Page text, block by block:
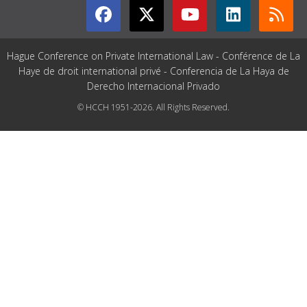
Hague Conference on Private International Law - Conférence de La
Haye de droit international privé - Conferencia de La Haya de
Derecho Internacional Privado
© HCCH 1951-2026. All Rights Reserved.